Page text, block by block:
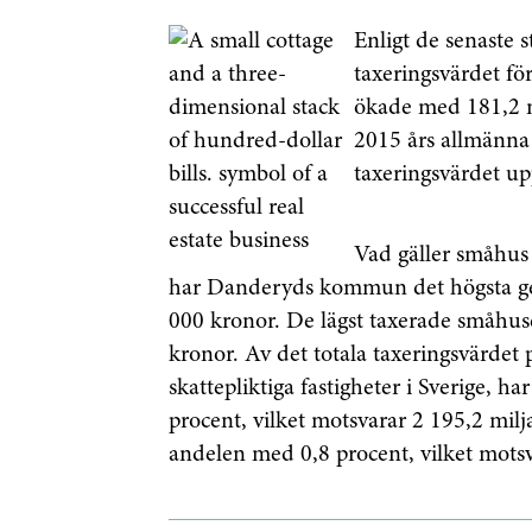
Enligt de senaste
taxeringsvärdet
ökade med 181,2
2015 års
taxeringsvärdet
Vad gäller
har Danderyds kommun det högsta
000 kronor. De lägst taxerade
kronor. Av det totala
skattepliktiga fastigheter i Sverige,
procent, vilket motsvarar 2 195,2
andelen med 0,8 procent, vilket